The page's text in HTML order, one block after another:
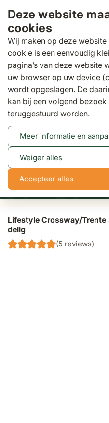
Deze website
cookies
Wij maken op deze
cookie is een eenvoudig
pagina’s van deze website
uw browser op uw device
wordt opgeslagen. De
kan bij een volgend
teruggestuurd worden.
Meer informatie en
Weiger alles
Accepteer alles
Zoeken
Tuinsets
Lifestyle
tuinset 9-
Tot 50% korting
NaN
dagen
NaN
Lifestyle Crossway/
delig
(5 reviews)